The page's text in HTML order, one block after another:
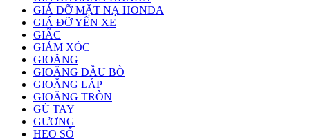
GIÁ ĐỠ MẶT NẠ HONDA
GIÁ ĐỠ YÊN XE
GIẮC
GIẢM XÓC
GIOĂNG
GIOĂNG ĐẦU BÒ
GIOĂNG LÁP
GIOĂNG TRÒN
GÙ TAY
GƯƠNG
HEO SỐ